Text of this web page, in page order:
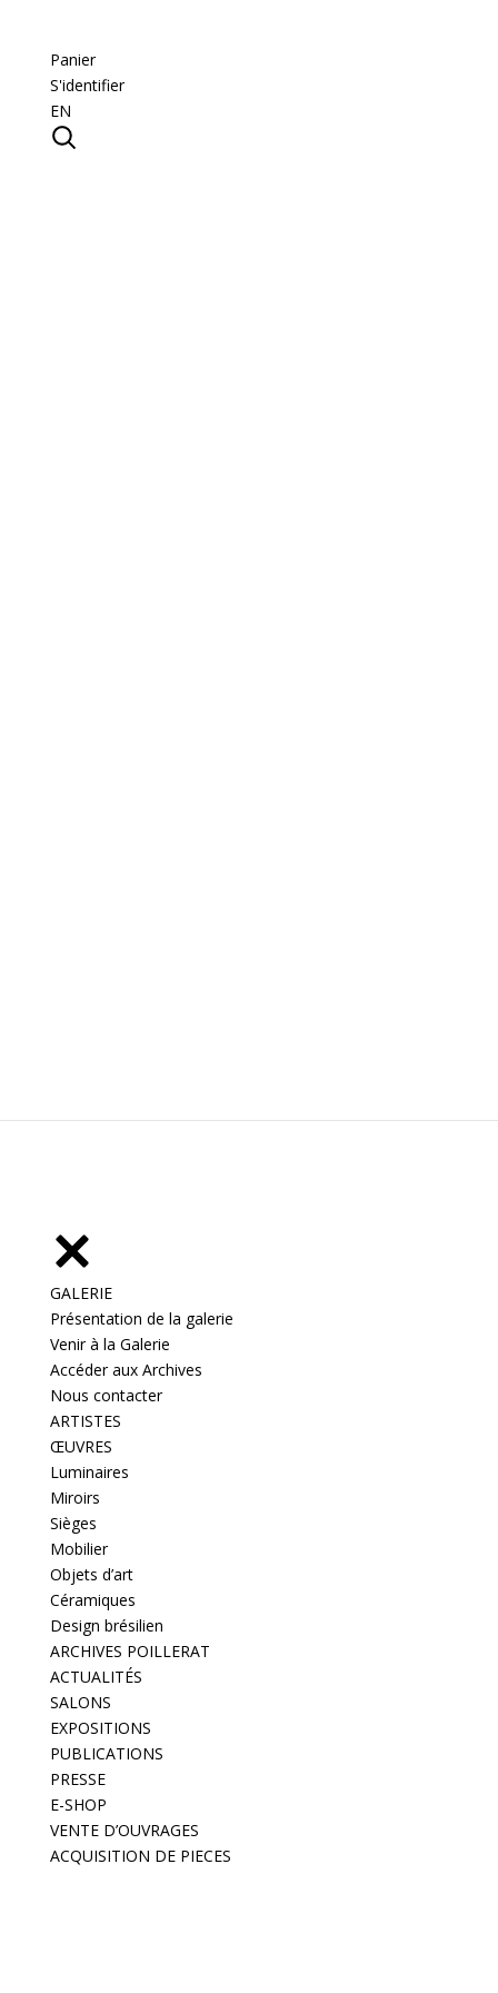
Panier
S'identifier
EN
GALERIE
Présentation de la galerie
Venir à la Galerie
Accéder aux Archives
Nous contacter
ARTISTES
ŒUVRES
Luminaires
Miroirs
Sièges
Mobilier
Objets d’art
Céramiques
Design brésilien
ARCHIVES POILLERAT
ACTUALITÉS
SALONS
EXPOSITIONS
PUBLICATIONS
PRESSE
E-SHOP
VENTE D’OUVRAGES
ACQUISITION DE PIECES